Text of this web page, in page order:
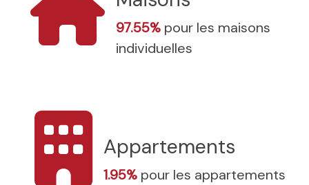
97.55% pour les maisons
individuelles
Appartements
1.95% pour les appartements